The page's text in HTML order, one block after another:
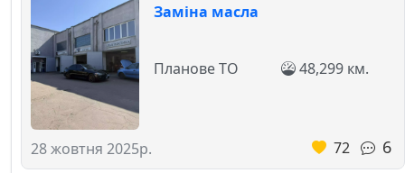
Заміна масла
28 жовтня 2025р.
Планове ТО 48,299 км.
72 6